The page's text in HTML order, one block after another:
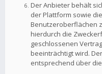
Der Anbieter behält
der Plattform sowie
Benutzeroberflächen
hierdurch die
geschlossenen
beeinträchtigt wird.
entsprechend über